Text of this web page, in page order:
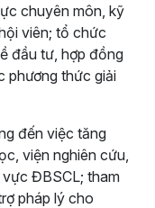
chuyên môn, kỹ
viên; tổ chức
đầu tư, hợp đồng
phương thức giải
đến việc tăng
viện nghiên cứu,
vực ĐBSCL; tham
pháp lý cho